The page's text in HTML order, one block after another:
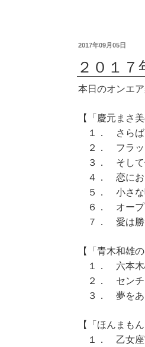
2017年09月05日
２０１７
本日のオンエ
【「慶元まさ
１． さら
２． フラッ
３． そして
４． 恋にお
５． 小さな
６． オープ
７． 愛は
【「青木和雄
１． 六本木
２． センチ
３． 夢を
【「ほんまも
１． 乙女